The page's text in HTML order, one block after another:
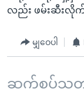
နေရာ
လည်း ဖမ်းဆီးလိုက်ပ
မျှဝေပါ
ဆက်စပ်သတင်